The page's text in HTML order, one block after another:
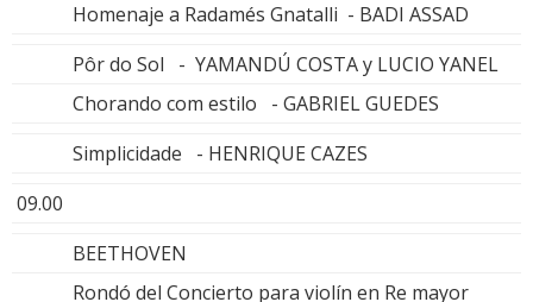
Homenaje a Radamés Gnatalli - BADI ASSAD
Pôr do Sol - YAMANDÚ COSTA y LUCIO YANEL
Chorando com estilo - GABRIEL GUEDES
Simplicidade - HENRIQUE CAZES
09.00
BEETHOVEN
Rondó del Concierto para violín en Re mayor